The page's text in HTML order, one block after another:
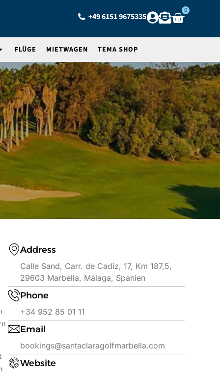
+49 6151 9675335
0
FLÜGE MIETWAGEN TEMA SHOP
Address
Calle Sand, Carr. de Cadiz, 17, Km 187,5,
29603 Marbella, Málaga, Spanien
Phone
+34 952 85 01 11
Email
bookings@santaclaragolfmarbella.com
Website